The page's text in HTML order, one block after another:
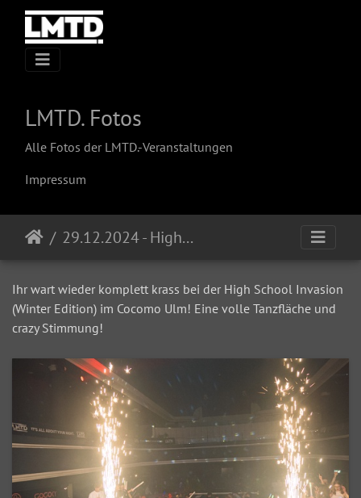
LMTD. Fotos
Alle Fotos der LMTD.-Veranstaltungen
Impressum
29.12.2024 - High School Invasion (Winter Edition) @ Cocomo
Ihr wart wieder komplett krass bei der High School Invasion
(Winter Edition) im Cocomo Ulm! Eine volle Tanzfläche und
crazy Stimmung!